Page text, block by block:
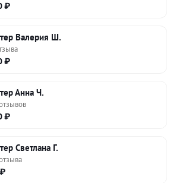
₽
Валерия Ш.
₽
Анна Ч.
₽
Светлана Г.